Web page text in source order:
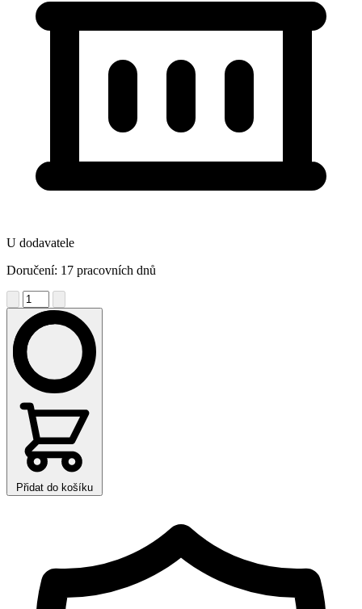
U dodavatele
Doručení: 17 pracovních dnů
Přidat do košíku